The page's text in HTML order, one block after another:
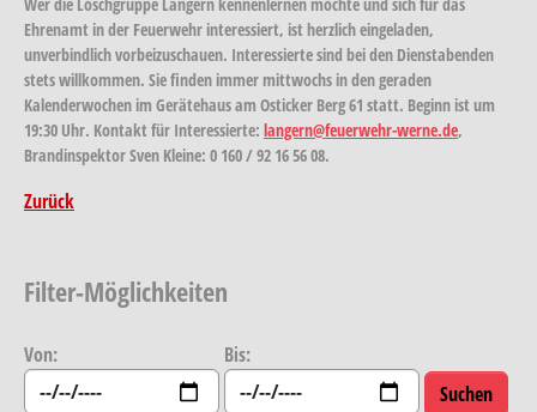
Ehrenamt in der Feuerwehr interessiert, ist herzlich eingeladen,
unverbindlich vorbeizuschauen. Interessierte sind bei den Dienstabenden
stets willkommen. Sie finden immer mittwochs in den geraden
Kalenderwochen im Gerätehaus am Osticker Berg 61 statt. Beginn ist um
19:30 Uhr. Kontakt für Interessierte: langern@feuerwehr-werne.de,
Brandinspektor Sven Kleine: 0 160 / 92 16 56 08.
Zurück
Filter-Möglichkeiten
Von: Bis: